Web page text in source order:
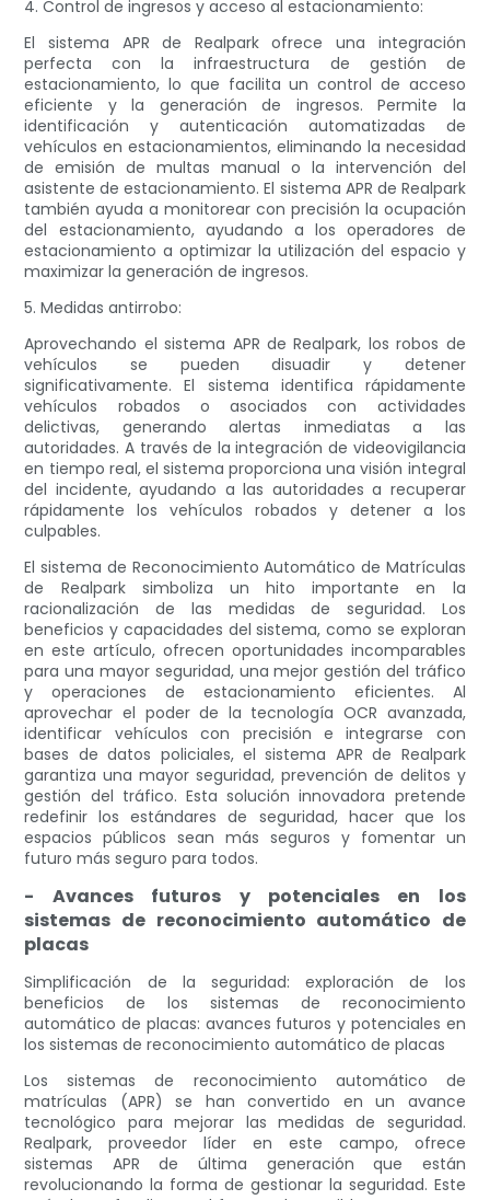
4. Control de ingresos y acceso al estacionamiento:
El sistema APR de Realpark ofrece una integración
perfecta con la infraestructura de gestión de
estacionamiento, lo que facilita un control de acceso
eficiente y la generación de ingresos. Permite la
identificación y autenticación automatizadas de
vehículos en estacionamientos, eliminando la necesidad
de emisión de multas manual o la intervención del
asistente de estacionamiento. El sistema APR de Realpark
también ayuda a monitorear con precisión la ocupación
del estacionamiento, ayudando a los operadores de
estacionamiento a optimizar la utilización del espacio y
maximizar la generación de ingresos.
5. Medidas antirrobo:
Aprovechando el sistema APR de Realpark, los robos de
vehículos se pueden disuadir y detener
significativamente. El sistema identifica rápidamente
vehículos robados o asociados con actividades
delictivas, generando alertas inmediatas a las
autoridades. A través de la integración de videovigilancia
en tiempo real, el sistema proporciona una visión integral
del incidente, ayudando a las autoridades a recuperar
rápidamente los vehículos robados y detener a los
culpables.
El sistema de Reconocimiento Automático de Matrículas
de Realpark simboliza un hito importante en la
racionalización de las medidas de seguridad. Los
beneficios y capacidades del sistema, como se exploran
en este artículo, ofrecen oportunidades incomparables
para una mayor seguridad, una mejor gestión del tráfico
y operaciones de estacionamiento eficientes. Al
aprovechar el poder de la tecnología OCR avanzada,
identificar vehículos con precisión e integrarse con
bases de datos policiales, el sistema APR de Realpark
garantiza una mayor seguridad, prevención de delitos y
gestión del tráfico. Esta solución innovadora pretende
redefinir los estándares de seguridad, hacer que los
espacios públicos sean más seguros y fomentar un
futuro más seguro para todos.
- Avances futuros y potenciales en los
sistemas de reconocimiento automático de
placas
Simplificación de la seguridad: exploración de los
beneficios de los sistemas de reconocimiento
automático de placas: avances futuros y potenciales en
los sistemas de reconocimiento automático de placas
Los sistemas de reconocimiento automático de
matrículas (APR) se han convertido en un avance
tecnológico para mejorar las medidas de seguridad.
Realpark, proveedor líder en este campo, ofrece
sistemas APR de última generación que están
revolucionando la forma de gestionar la seguridad. Este